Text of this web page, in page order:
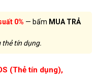
0% — bấm MUA TRẢ
thẻ tín dụng.
(Thẻ tín dụng),